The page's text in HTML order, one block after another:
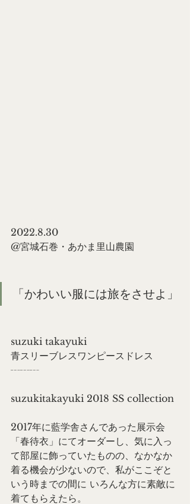
2022.8.30
@宮城石巻・あかま里山農園
「かわいい服には旅をさせよ」
suzuki takayuki
青スリーブレスワンピースドレス
┄┄┄
suzukitakayuki 2018 SS collection
2017年に藍学舎さんであった展示会
「春待衣」にてオーダーし、気に入っ
て部屋に飾っていたものの、なかなか
着る機会が少ないので、私がここぞと
いう時までの間に いろんな方に素敵に
着てもらえたら。